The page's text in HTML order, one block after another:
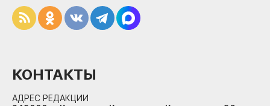
КОНТАКТЫ
АДРЕС РЕДАКЦИИ